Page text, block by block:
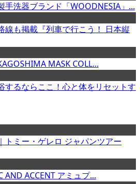
手洗器ブランド「WOODNESIA」...
線も掲載『列車で行こう！ 日本縦
MASK COLL...
するならここ！心と体をリセットす
トミー・ゲレロ ジャパンツアー
AND ACCENT アミュプ...